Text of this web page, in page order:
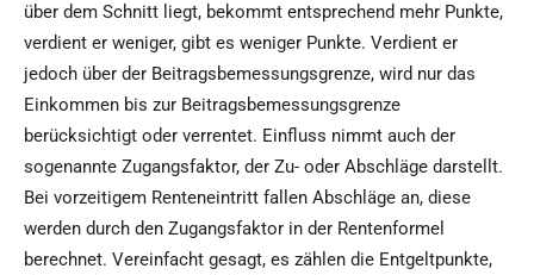
über dem Schnitt liegt, bekommt entsprechend mehr Punkte,
verdient er weniger, gibt es weniger Punkte. Verdient er
jedoch über der Beitragsbemessungsgrenze, wird nur das
Einkommen bis zur Beitragsbemessungsgrenze
berücksichtigt oder verrentet. Einfluss nimmt auch der
sogenannte Zugangsfaktor, der Zu- oder Abschläge darstellt.
Bei vorzeitigem Renteneintritt fallen Abschläge an, diese
werden durch den Zugangsfaktor in der Rentenformel
berechnet. Vereinfacht gesagt, es zählen die Entgeltpunkte,